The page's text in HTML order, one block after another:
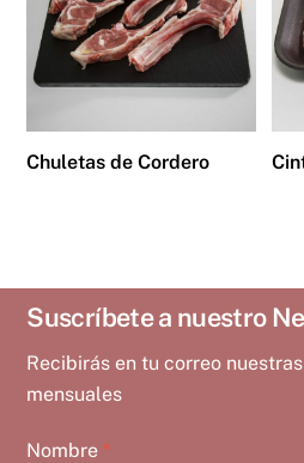
Chuletas de Cordero
Suscríbete a nuestro
Recibirás en tu correo
mensuales
Nombre*